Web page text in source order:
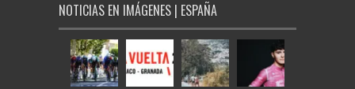
NOTICIAS EN IMÁGENES | ESPAÑA